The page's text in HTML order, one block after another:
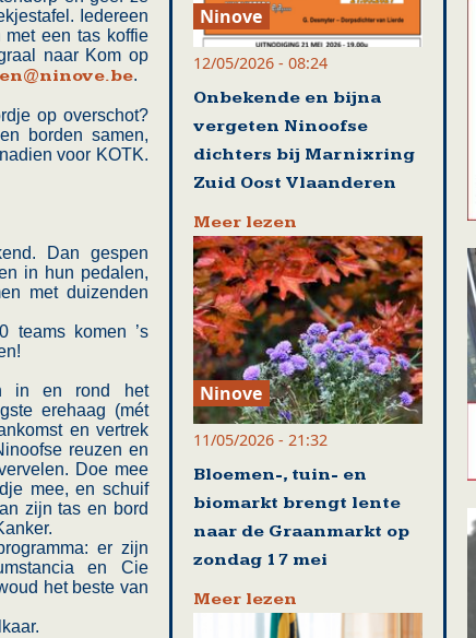
Iedereen
een tas koffie
naar Kom op
.
op overschot?
borden samen,
voor KOTK.
Dan gespen
in hun pedalen,
met duizenden
teams komen ’s
in en rond het
erehaag (mét
en vertrek
reuzen en
Doe mee
mee, en schuif
zijn tas en bord
er zijn
en Cie
het beste van
Ninove
12/05/2026 - 08:24
Onbekende en bijna
vergeten Ninoofse
dichters bij Marnixring
Zuid Oost Vlaanderen
Meer lezen
Ninove
11/05/2026 - 21:32
Bloemen-, tuin- en
biomarkt brengt lente
naar de Graanmarkt op
zondag 17 mei
Meer lezen